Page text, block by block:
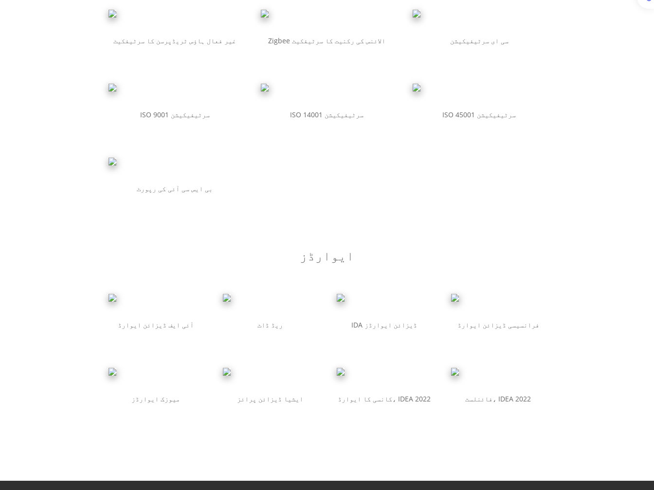
غیر فعال ہاؤس ٹریڈپرسن کا سرٹیفکیٹ Zigbee الائنس کی رکنیت کا سرٹیفکیٹ سی ای سرٹیفیکیشن
ISO 9001 سرٹیفیکیشن ISO 14001 سرٹیفیکیشن ISO 45001 سرٹیفیکیشن
بی ایس سی آئی کی رپورٹ
ایوارڈز
آئی ایف ڈیزائن ایوارڈ ریڈ ڈاٹ IDA ڈیزائن ایوارڈز فرانسیسی ڈیزائن ایوارڈ
میوزک ایوارڈز ایشیا ڈیزائن پرائز کانسی کا ایوارڈ، IDEA 2022 فائنلسٹ، IDEA 2022